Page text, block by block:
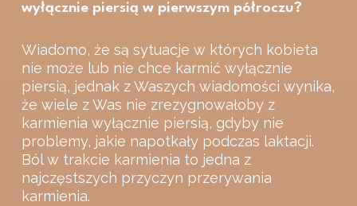
wyłącznie piersią w pierwszym półroczu?
Wiadomo, że są sytuacje w których kobieta
nie może lub nie chce karmić wyłącznie
piersią, jednak z Waszych wiadomości wynika,
że wiele z Was nie zrezygnowałoby z
karmienia wyłącznie piersią, gdyby nie
problemy, jakie napotkały podczas laktacji.
Ból w trakcie karmienia to jedna z
najczęstszych przyczyn przerywania
karmienia.